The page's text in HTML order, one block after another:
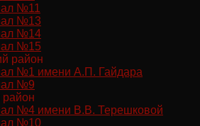
№11
№13
№14
№15
район
№1 имени А.П. Гайдара
№9
район
№4 имени В.В. Терешковой
№10